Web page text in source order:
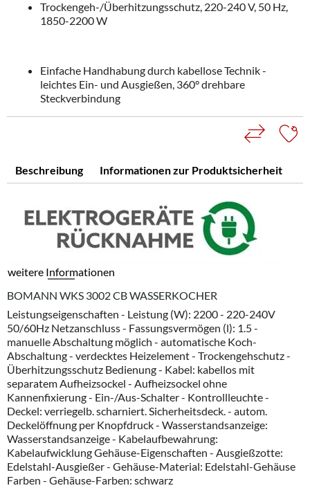
Trockengeh-/Überhitzungsschutz, 220-240 V, 50 Hz,
1850-2200 W
Einfache Handhabung durch kabellose Technik -
leichtes Ein- und Ausgießen, 360° drehbare
Steckverbindung
Beschreibung Informationen zur Produktsicherheit
weitere Informationen
BOMANN WKS 3002 CB WASSERKOCHER
Leistungseigenschaften - Leistung (W): 2200 - 220-240V
50/60Hz Netzanschluss - Fassungsvermögen (l): 1.5 -
manuelle Abschaltung möglich - automatische Koch-
Abschaltung - verdecktes Heizelement - Trockengehschutz -
Überhitzungsschutz Bedienung - Kabel: kabellos mit
separatem Aufheizsockel - Aufheizsockel ohne
Kannenfixierung - Ein-/Aus-Schalter - Kontrollleuchte -
Deckel: verriegelb. scharniert. Sicherheitsdeck. - autom.
Deckelöffnung per Knopfdruck - Wasserstandsanzeige:
Wasserstandsanzeige - Kabelaufbewahrung:
Kabelaufwicklung Gehäuse-Eigenschaften - Ausgießzotte:
Edelstahl-Ausgießer - Gehäuse-Material: Edelstahl-Gehäuse
Farben - Gehäuse-Farben: schwarz